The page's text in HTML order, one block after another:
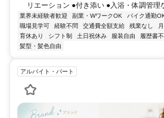
リエーション ●付き添い ●入浴・体調管理
業界未経験者歓迎 副業・WワークOK バイク通勤
職場見学可
経験不問 交通費全額支給 残業なし
育休あり
シフト制 土日祝休み 服装自由 履歴書
髪型・髪色自由
アルバイト・パート